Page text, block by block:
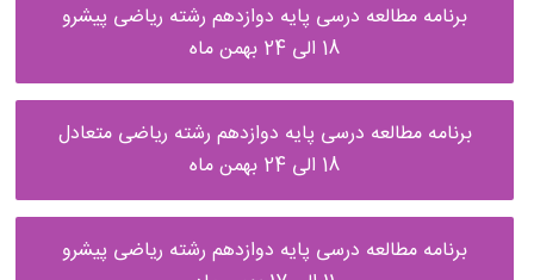
برنامه مطالعه درسی پایه دوازدهم رشته ریاضی پیشرو
18 الی 24 بهمن ماه
برنامه مطالعه درسی پایه دوازدهم رشته ریاضی متعادل
18 الی 24 بهمن ماه
برنامه مطالعه درسی پایه دوازدهم رشته ریاضی پیشرو